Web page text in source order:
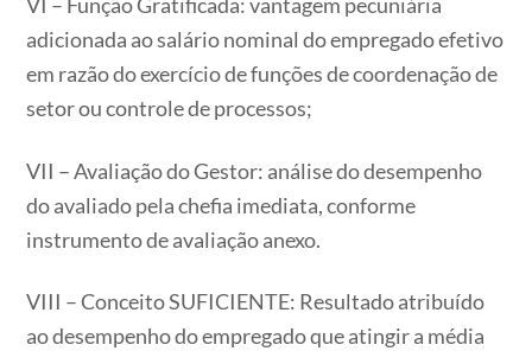
VI – Função Gratificada: vantagem pecuniária
adicionada ao salário nominal do empregado efetivo
em razão do exercício de funções de coordenação de
setor ou controle de processos;
VII – Avaliação do Gestor: análise do desempenho
do avaliado pela chefia imediata, conforme
instrumento de avaliação anexo.
VIII – Conceito SUFICIENTE: Resultado atribuído
ao desempenho do empregado que atingir a média